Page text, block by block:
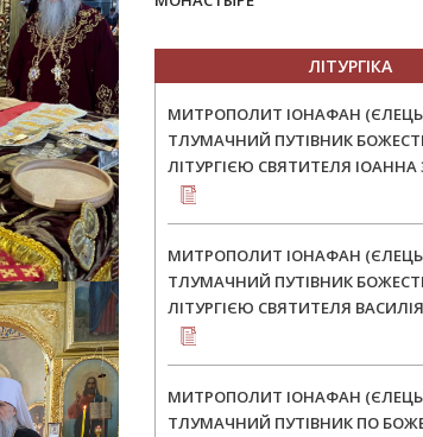
ЛІТУРГІКА
МИТРОПОЛИТ ІОНАФАН
ТЛУМАЧНИЙ ПУТІВНИК
ЛІТУРГІЄЮ СВЯТИТЕЛЯ
МИТРОПОЛИТ ІОНАФАН
ТЛУМАЧНИЙ ПУТІВНИК
ЛІТУРГІЄЮ СВЯТИТЕЛЯ
МИТРОПОЛИТ ІОНАФАН
ТЛУМАЧНИЙ ПУТІВНИК ПО